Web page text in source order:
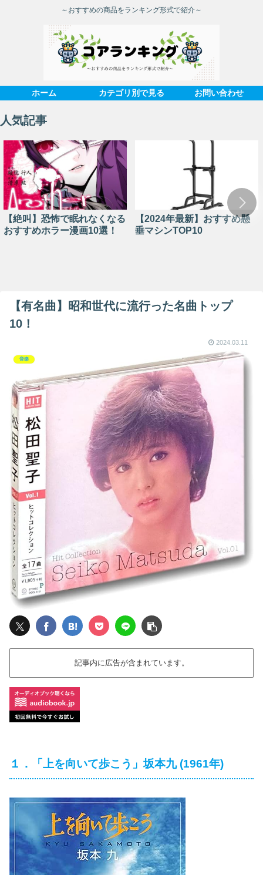
～おすすめの商品をランキング形式で紹介～
ホーム カテゴリ別で見る お問い合わせ
人気記事
【絶叫】恐怖で眠れなくなる
おすすめホラー漫画10選！
【2024年最新】おすすめ懸
垂マシンTOP10
【有名曲】昭和世代に流行った名曲トップ
10！
2024.03.11
音楽
記事内に広告が含まれています。
１．「上を向いて歩こう」坂本九 (1961年)